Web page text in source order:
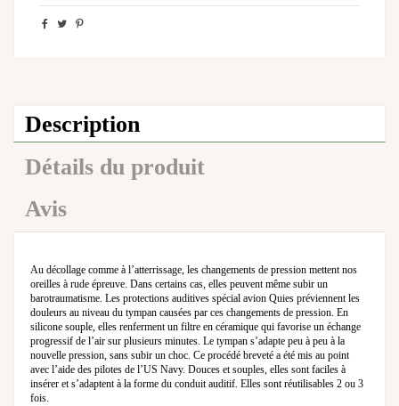
Description
Détails du produit
Avis
Au décollage comme à l’atterrissage, les changements de pression mettent nos
oreilles à rude épreuve. Dans certains cas, elles peuvent même subir un
barotraumatisme. Les protections auditives spécial avion Quies préviennent les
douleurs au niveau du tympan causées par ces changements de pression. En
silicone souple, elles renferment un filtre en céramique qui favorise un échange
progressif de l’air sur plusieurs minutes. Le tympan s’adapte peu à peu à la
nouvelle pression, sans subir un choc. Ce procédé breveté a été mis au point
avec l’aide des pilotes de l’US Navy. Douces et souples, elles sont faciles à
insérer et s’adaptent à la forme du conduit auditif. Elles sont réutilisables 2 ou 3
fois.